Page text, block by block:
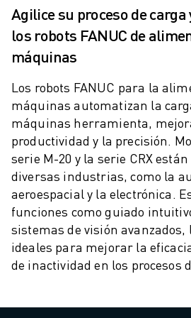
COSTE TOTAL DE PROPIEDAD DE
MÁQUINAS DE ELECTROEROSIÓN POR
MÁQUINAS DE CORTE POR
SOFTWARE DE ROBOCUT
MANTENIMIENTO PREVENTIVO DE
SOSTENIBILIDAD DE ROBOCUT
SOLUCIONES IIOT
SOLUCIONES PARA FÁBRICAS
SOLUCIONES DE FÁBRICA INTELIGENTE
REGISTRO DE PRODUCTOS " PORTAL
SOLUCIONES
INDUSTRIAS
Agilice su proceso de carga
los robots FANUC de
máquinas
Los robots FANUC para la
máquinas automatizan la
máquinas herramienta,
productividad y la precisión.
serie M-20 y la serie CRX
diversas industrias, como la
aeroespacial y la electrónica.
funciones como guiado
sistemas de visión avanzados,
ideales para mejorar la
de inactividad en los procesos